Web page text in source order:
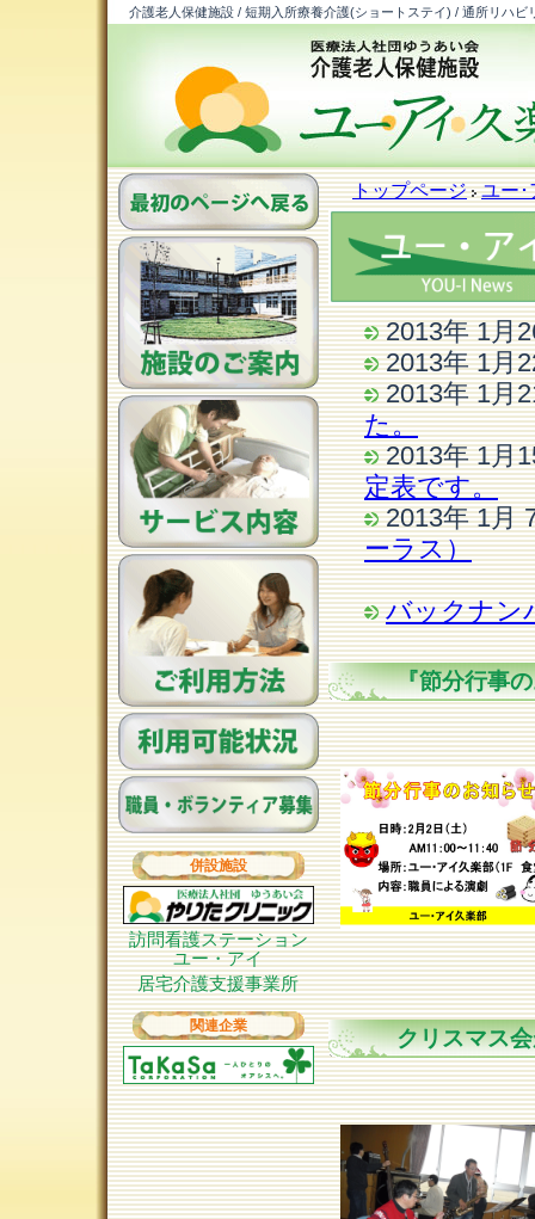
介護老人保健施設 / 短期入所療養介護(ショートステイ) / 通所リハ
併設施設
訪問看護ステーション
ユー・アイ
居宅介護支援事業所
関連企業
トップページ ユー･
2013年 1
2013年 1
2013年 1
た。
2013年 1
定表です。
2013年 1
ーラス）
バックナン
『節分行事
クリスマス